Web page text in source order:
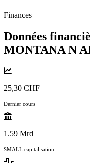
Finances
Données
MONTANA N
25,30 CHF
Dernier cours
1.59 Mrd
SMALL capitalisation